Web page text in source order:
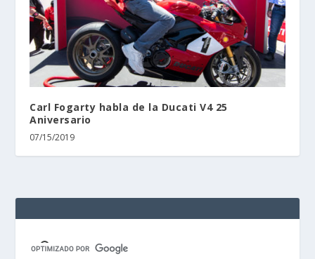
Carl Fogarty habla de la Ducati V4 25
Aniversario
07/15/2019